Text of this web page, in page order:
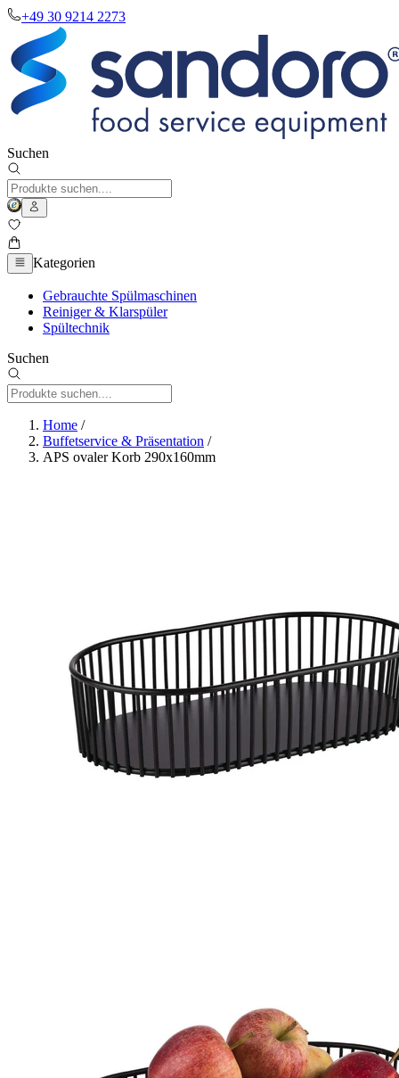
+49 30 9214 2273
Suchen
Kategorien
Gebrauchte Spülmaschinen
Reiniger & Klarspüler
Spültechnik
Suchen
Home /
Buffetservice & Präsentation /
APS ovaler Korb 290x160mm